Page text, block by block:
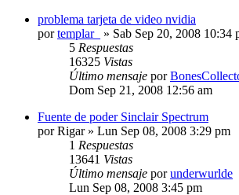
problema tarjeta de video nvidia
portemplar_ » Sab Sep 20, 2008 10:34
5 Respuestas
16325 Vistas
Último mensaje por
Dom Sep 21, 2008 12:56 am
Fuente de poder Sinclair Spectrum
porRigar» Lun Sep 08, 2008 3:29 pm
1 Respuestas
13641 Vistas
Último mensaje porunderwurlde
Lun Sep 08, 2008 3:45 pm